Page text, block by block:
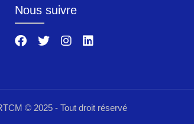
Nous suivre
© 2025 - Tout droit réservé